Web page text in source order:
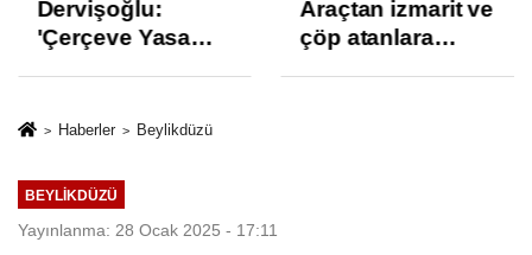
Araçtan izmarit ve
çöp atanlara
izmariti
TÜİK Temmuz
enflasyonunu
Haberler Beylikdüzü
BEYLIKDÜZÜ
Yayınlanma: 28 Ocak 2025 - 17:11